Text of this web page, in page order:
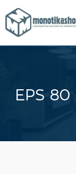
Μετάβαση
σε
περιεχόμενο
EPS 80